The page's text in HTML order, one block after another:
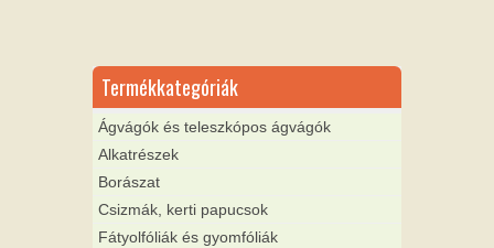
Termékkategóriák
Ágvágók és teleszkópos ágvágók
Alkatrészek
Borászat
Csizmák, kerti papucsok
Fátyolfóliák és gyomfóliák